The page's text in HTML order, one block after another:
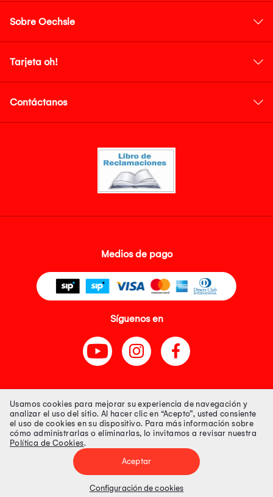
Sobre Oechsle
Tarjeta oh!
Contáctanos
Medios de pago
Síguenos en
Tienda 100% Segura
Tiendas Peruanas S.A. R.U.C. Nº 20493020618. Todos los derechos
reservados. Av. Aviación 2405 Piso 3, San Borja
Precios disponibles solo en www.oechsle.pe. Precios online publicados
pueden incluir descuento adicional. Precios sujetos a variaciones sin
previo aviso. Productos sujetos a disponibilidad de stock
El Oficial de Protección de Datos Personales de Tiendas Peruanas S.A.
Zegarra identificado con D.N.I. N° 45218133, cuyo correo corporativo de
Usamos cookies para mejorar su experiencia de navegación y
analizar el uso del sitio. Al hacer clic en “Acepto”, usted consiente
el uso de cookies en su dispositivo. Para más información sobre
cómo administrarlas o eliminarlas, lo invitamos a revisar nuestra
Política de Cookies.
Aceptar
Configuración de cookies